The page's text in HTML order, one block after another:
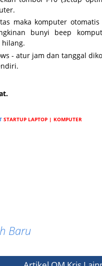
maka komputer
bunyi beep
hilang.
- atur jam dan tanggal
STARTUP LAPTOP | KOMPUTER
Baru